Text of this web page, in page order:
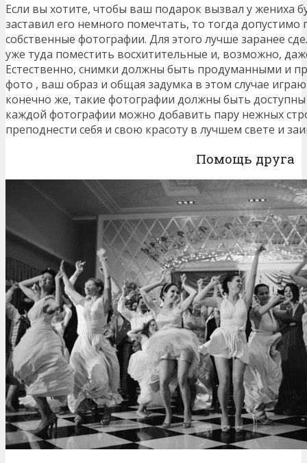
Если вы хотите, чтобы ваш подарок вызвал у жениха
заставил его немного помечтать, то тогда
собственные фотографии. Для этого лучше заранее
уже туда поместить восхитительные и, возможно,
Естественно, снимки должны быть продуманными и
фото , ваш образ и общая задумка в этом случае
конечно же, такие фотографии должны быть
каждой фотографии можно добавить пару нежных
преподнести себя и свою красоту в лучшем свете и
Помощь друга